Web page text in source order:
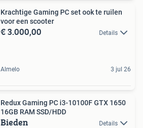
Krachtige Gaming PC set ook te ruilen
voor een scooter
€ 3.000,00 Details
Almelo 3 jul 26
Redux Gaming PC i3-10100F GTX 1650
16GB RAM SSD/HDD
Bieden Details